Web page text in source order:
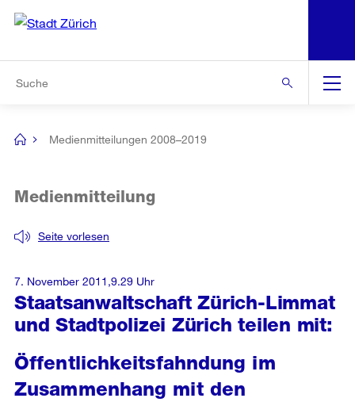
Navigation
[no
Medienmitteilungen 2008–2019
Staatsanwaltschaft Zürich-Limmat
und Stadtpolizei Zürich teilen mit:
Seite vorlesen
Medienmitteilung
Öffentlichkeitsfahndung im
Zusammenhang mit den
7. November 2011,9.29 Uhr